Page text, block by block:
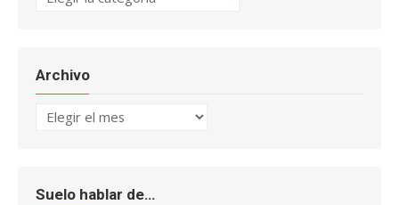
Archivo
Archivo
Suelo hablar de…